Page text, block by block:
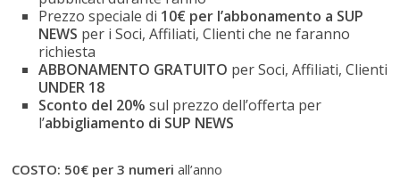
Prezzo speciale di 10€ per l’abbonamento a SUP
NEWS per i Soci, Affiliati, Clienti che ne faranno
richiesta
ABBONAMENTO GRATUITO per Soci, Affiliati, Clienti
UNDER 18
Sconto del 20% sul prezzo dell’offerta per
l’abbigliamento di SUP NEWS
COSTO: 50€ per 3 numeri all’anno